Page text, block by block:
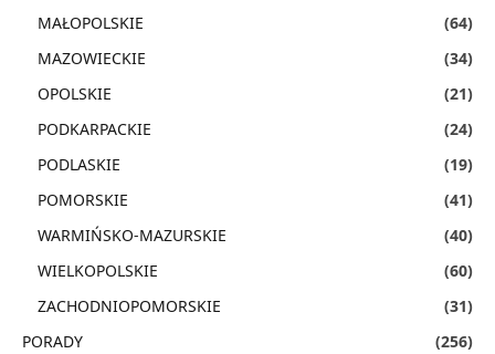
MAŁOPOLSKIE
(64)
MAZOWIECKIE
(34)
OPOLSKIE
(21)
PODKARPACKIE
(24)
PODLASKIE
(19)
POMORSKIE
(41)
WARMIŃSKO-MAZURSKIE
(40)
WIELKOPOLSKIE
(60)
ZACHODNIOPOMORSKIE
(31)
PORADY
(256)